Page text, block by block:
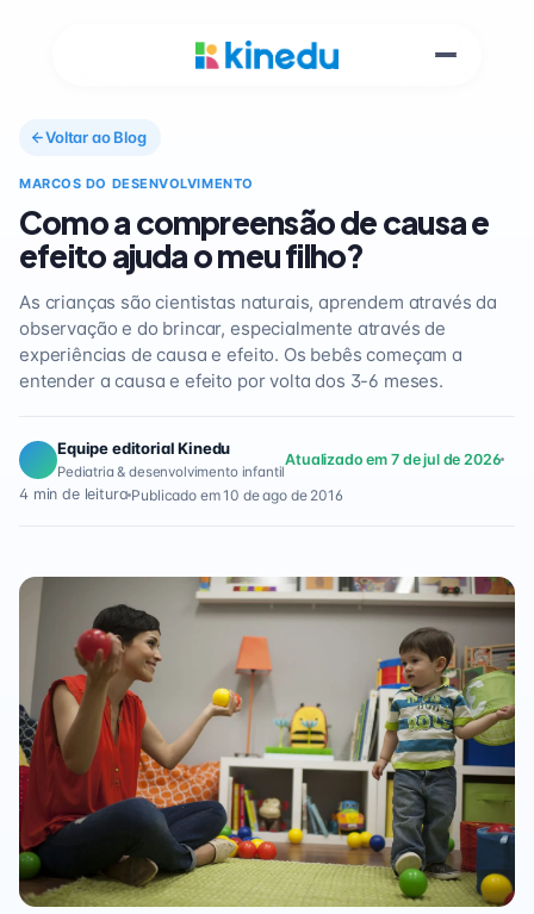
Voltar ao Blog
MARCOS DO DESENVOLVIMENTO
Como a compreensão de causa e
efeito ajuda o meu filho?
As crianças são cientistas naturais, aprendem através da
observação e do brincar, especialmente através de
experiências de causa e efeito. Os bebês começam a
entender a causa e efeito por volta dos 3-6 meses.
Equipe editorial Kinedu
Pediatria & desenvolvimento infantil
Atualizado em 7 de jul de 2026
4 min de leitura Publicado em 10 de ago de 2016